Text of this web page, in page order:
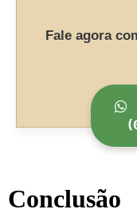
Fale agora
Conclusão